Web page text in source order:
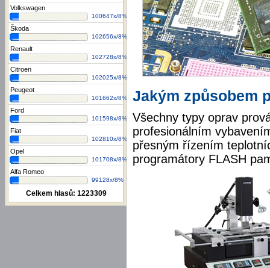
Volkswagen
100647x/8%
Škoda
102656x/8%
Renault
102728x/8%
Citroen
102025x/8%
Peugeot
101662x/8%
Ford
101598x/8%
Fiat
102810x/8%
Opel
101708x/8%
Alfa Romeo
99128x/8%
Celkem hlasů: 1223309
Jakým způsobem
Všechny typy oprav
profesionálním
přesným řízením
programátory FLASH